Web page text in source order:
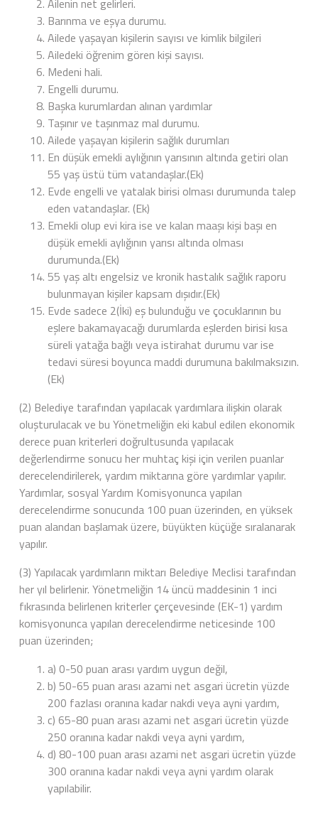
Ailenin net gelirleri.
Barınma ve eşya durumu.
Ailede yaşayan kişilerin sayısı ve kimlik bilgileri
Ailedeki öğrenim gören kişi sayısı.
Medeni hali.
Engelli durumu.
Başka kurumlardan alınan yardımlar
Taşınır ve taşınmaz mal durumu.
Ailede yaşayan kişilerin sağlık durumları
En düşük emekli aylığının yarısının altında getiri olan
55 yaş üstü tüm vatandaşlar.(Ek)
Evde engelli ve yatalak birisi olması durumunda talep
eden vatandaşlar. (Ek)
Emekli olup evi kira ise ve kalan maaşı kişi başı en
düşük emekli aylığının yarısı altında olması
durumunda.(Ek)
55 yaş altı engelsiz ve kronik hastalık sağlık raporu
bulunmayan kişiler kapsam dışıdır.(Ek)
Evde sadece 2(İki) eş bulunduğu ve çocuklarının bu
eşlere bakamayacağı durumlarda eşlerden birisi kısa
süreli yatağa bağlı veya istirahat durumu var ise
tedavi süresi boyunca maddi durumuna bakılmaksızın.
(Ek)
(2) Belediye tarafından yapılacak yardımlara ilişkin olarak
oluşturulacak ve bu Yönetmeliğin eki kabul edilen ekonomik
derece puan kriterleri doğrultusunda yapılacak
değerlendirme sonucu her muhtaç kişi için verilen puanlar
derecelendirilerek, yardım miktarına göre yardımlar yapılır.
Yardımlar, sosyal Yardım Komisyonunca yapılan
derecelendirme sonucunda 100 puan üzerinden, en yüksek
puan alandan başlamak üzere, büyükten küçüğe sıralanarak
yapılır.
(3) Yapılacak yardımların miktarı Belediye Meclisi tarafından
her yıl belirlenir. Yönetmeliğin 14 üncü maddesinin 1 inci
fıkrasında belirlenen kriterler çerçevesinde (EK-1) yardım
komisyonunca yapılan derecelendirme neticesinde 100
puan üzerinden;
a) 0-50 puan arası yardım uygun değil,
b) 50-65 puan arası azami net asgari ücretin yüzde
200 fazlası oranına kadar nakdi veya ayni yardım,
c) 65-80 puan arası azami net asgari ücretin yüzde
250 oranına kadar nakdi veya ayni yardım,
d) 80-100 puan arası azami net asgari ücretin yüzde
300 oranına kadar nakdi veya ayni yardım olarak
yapılabilir.